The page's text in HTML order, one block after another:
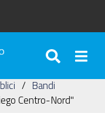
Bandi
Centro-Nord"